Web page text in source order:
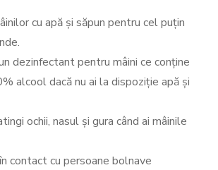
cu apă și săpun pentru cel puțin
dezinfectant pentru mâini ce conține
alcool dacă nu ai la dispoziție apă și
ochii, nasul și gura când ai mâinile
contact cu persoane bolnave